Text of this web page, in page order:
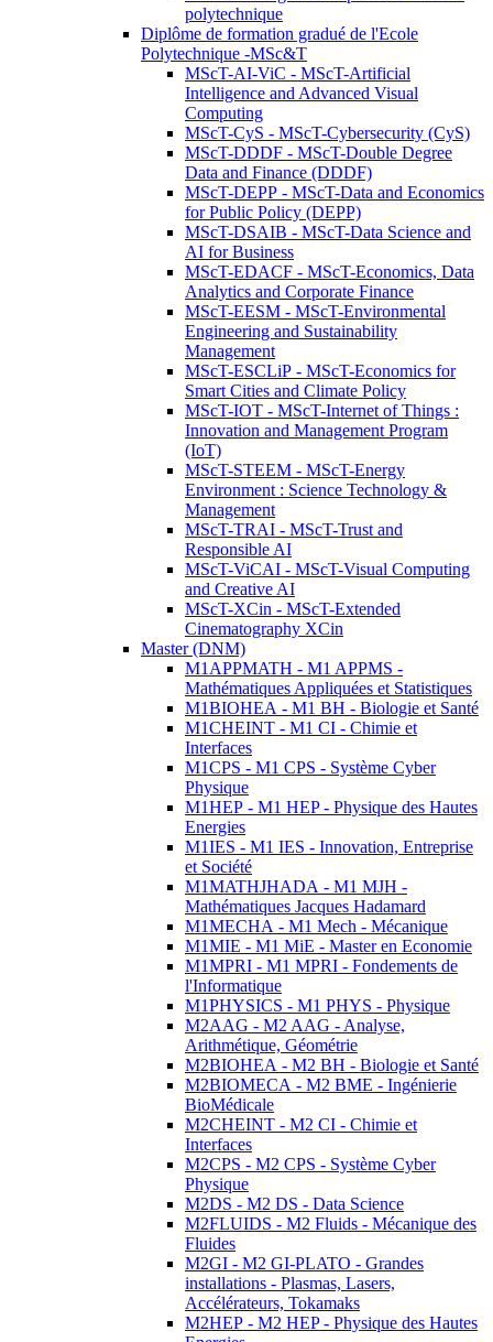
polytechnique
Diplôme de formation gradué de l'Ecole
Polytechnique -MSc&T
MScT-AI-ViC - MScT-Artificial
Intelligence and Advanced Visual
Computing
MScT-CyS - MScT-Cybersecurity (CyS)
MScT-DDDF - MScT-Double Degree
Data and Finance (DDDF)
MScT-DEPP - MScT-Data and Economics
for Public Policy (DEPP)
MScT-DSAIB - MScT-Data Science and
AI for Business
MScT-EDACF - MScT-Economics, Data
Analytics and Corporate Finance
MScT-EESM - MScT-Environmental
Engineering and Sustainability
Management
MScT-ESCLiP - MScT-Economics for
Smart Cities and Climate Policy
MScT-IOT - MScT-Internet of Things :
Innovation and Management Program
(IoT)
MScT-STEEM - MScT-Energy
Environment : Science Technology &
Management
MScT-TRAI - MScT-Trust and
Responsible AI
MScT-ViCAI - MScT-Visual Computing
and Creative AI
MScT-XCin - MScT-Extended
Cinematography XCin
Master (DNM)
M1APPMATH - M1 APPMS -
Mathématiques Appliquées et Statistiques
M1BIOHEA - M1 BH - Biologie et Santé
M1CHEINT - M1 CI - Chimie et
Interfaces
M1CPS - M1 CPS - Système Cyber
Physique
M1HEP - M1 HEP - Physique des Hautes
Energies
M1IES - M1 IES - Innovation, Entreprise
et Société
M1MATHJHADA - M1 MJH -
Mathématiques Jacques Hadamard
M1MECHA - M1 Mech - Mécanique
M1MIE - M1 MiE - Master en Economie
M1MPRI - M1 MPRI - Fondements de
l'Informatique
M1PHYSICS - M1 PHYS - Physique
M2AAG - M2 AAG - Analyse,
Arithmétique, Géométrie
M2BIOHEA - M2 BH - Biologie et Santé
M2BIOMECA - M2 BME - Ingénierie
BioMédicale
M2CHEINT - M2 CI - Chimie et
Interfaces
M2CPS - M2 CPS - Système Cyber
Physique
M2DS - M2 DS - Data Science
M2FLUIDS - M2 Fluids - Mécanique des
Fluides
M2GI - M2 GI-PLATO - Grandes
installations - Plasmas, Lasers,
Accélérateurs, Tokamaks
M2HEP - M2 HEP - Physique des Hautes